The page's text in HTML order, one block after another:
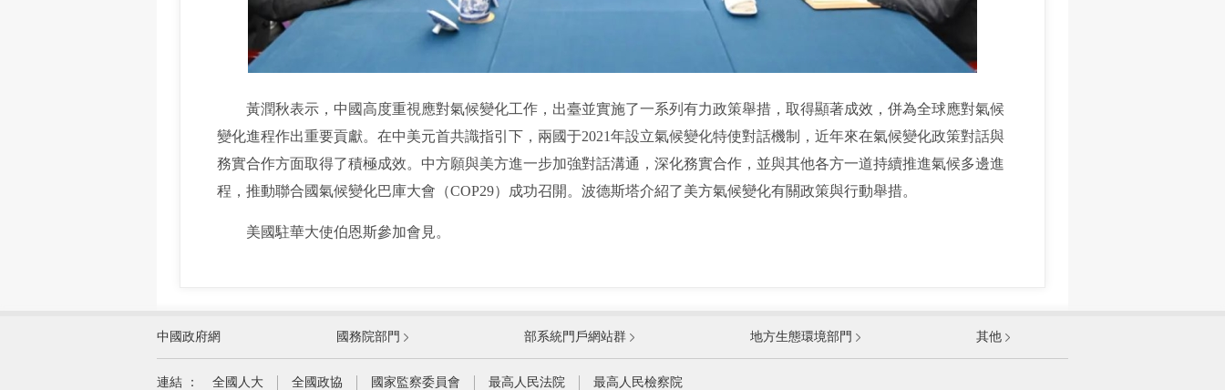
黃潤秋表示，中國高度重視應對氣候變化工作，出臺並實施了一系列有力政策舉措，取得顯著成效，併為全球應對氣候
變化進程作出重要貢獻。在中美元首共識指引下，兩國于2021年設立氣候變化特使對話機制，近年來在氣候變化政策對話與
務實合作方面取得了積極成效。中方願與美方進一步加強對話溝通，深化務實合作，並與其他各方一道持續推進氣候多邊進
程，推動聯合國氣候變化巴庫大會（COP29）成功召開。波德斯塔介紹了美方氣候變化有關政策與行動舉措。
美國駐華大使伯恩斯參加會見。
外交部 國防部
國家發展和改革委員會
國家民族事務委員會
公安部
中國政府網 國務院部門 部系統門戶網站群 地方生態環境部門 其他
連結 ： 全國人大 全國政協 國家監察委員會 最高人民法院 最高人民檢察院